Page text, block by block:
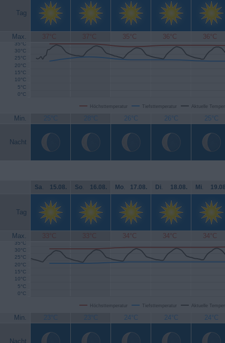
Tag
Max. 37°C 37°C 35°C 36°C 36°C
Höchsttemperatur Tiefsttemperatur Aktuelle
0°C
5°C
10°C
15°C
20°C
25°C
30°C
35°C
Min. 25°C 28°C 26°C 26°C 25°C
Nacht
Sa. 15.08. So. 16.08. Mo. 17.08. Di. 18.08. Mi.
Tag
Max. 33°C 33°C 34°C 34°C 34°C
Höchsttemperatur Tiefsttemperatur Aktuelle
0°C
5°C
10°C
15°C
20°C
25°C
30°C
35°C
Min. 23°C 23°C 24°C 24°C 24°C
Nacht